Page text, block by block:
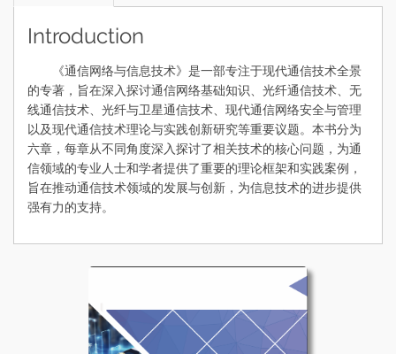
Introduction
《通信网络与信息技术》是一部专注于现代通信技术全景
的专著，旨在深入探讨通信网络基础知识、光纤通信技术、无
线通信技术、光纤与卫星通信技术、现代通信网络安全与管理
以及现代通信技术理论与实践创新研究等重要议题。本书分为
六章，每章从不同角度深入探讨了相关技术的核心问题，为通
信领域的专业人士和学者提供了重要的理论框架和实践案例，
旨在推动通信技术领域的发展与创新，为信息技术的进步提供
强有力的支持。